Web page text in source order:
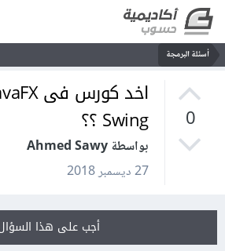
أسئلة البرمجة
0
Swing ؟؟
بواسطة Ahmed Sawy
27 ديسمبر 2018
أجب على هذا السؤال